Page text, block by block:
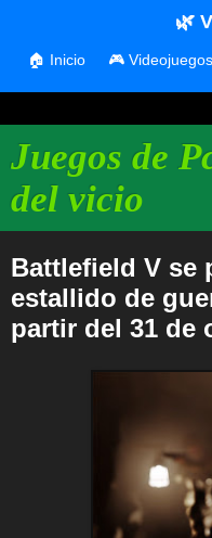
Juegos de
del vicio
🌿
🏠 Inicio 🎮 Videojuegos
Battlefield V se
estallido de
partir del 31 de